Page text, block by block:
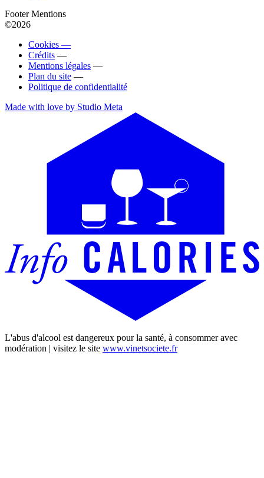
Footer Mentions
©2026
Cookies —
Crédits —
Mentions légales —
Plan du site —
Politique de confidentialité
Made with love by Studio Meta
L'abus d'alcool est dangereux pour la santé, à consommer avec
modération | visitez le site www.vinetsociete.fr